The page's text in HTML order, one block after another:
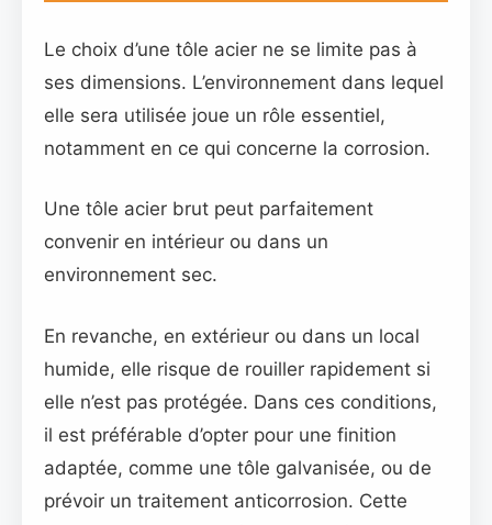
Le choix d’une tôle acier ne se limite pas à
ses dimensions. L’environnement dans lequel
elle sera utilisée joue un rôle essentiel,
notamment en ce qui concerne la corrosion.
Une tôle acier brut peut parfaitement
convenir en intérieur ou dans un
environnement sec.
En revanche, en extérieur ou dans un local
humide, elle risque de rouiller rapidement si
elle n’est pas protégée. Dans ces conditions,
il est préférable d’opter pour une finition
adaptée, comme une tôle galvanisée, ou de
prévoir un traitement anticorrosion. Cette